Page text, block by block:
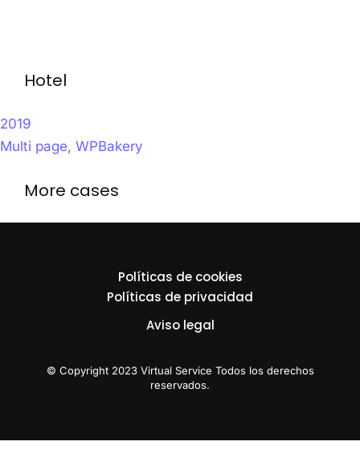
Hotel
2019
Multi page, WPBakery
More cases
Políticas de cookies
Políticas de privacidad
Aviso legal
© Copyright 2023 Virtual Service Todos los derechos
reservados.